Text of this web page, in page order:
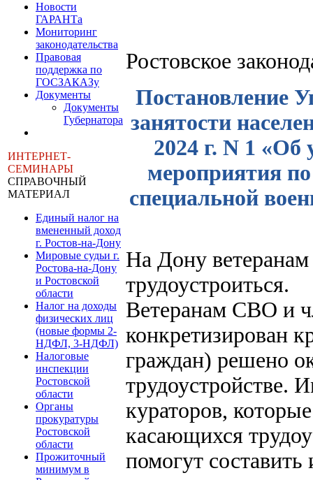
Новости
ГАРАНТа
Мониторинг
законодательства
Правовая
поддержка по
ГОСЗАКАЗу
Документы
Документы
Губернатора
ИНТЕРНЕТ-
СЕМИНАРЫ
СПРАВОЧНЫЙ
МАТЕРИАЛ
Единый налог на
вмененный доход
г. Ростов-на-Дону
Мировые судьи г.
Ростова-на-Дону
и Ростовской
области
Налог на доходы
физических лиц
(новые формы 2-
НДФЛ, 3-НДФЛ)
Налоговые
инспекции
Ростовской
области
Органы
прокуратуры
Ростовской
области
Прожиточный
минимум в
Ростовское
Постановление
занятости
2024 г. N 1
мероприятия по
специальной
На Дону
трудоустроиться.
Ветеранам СВО и
конкретизирован
граждан) решено
трудоустройстве.
кураторов,
касающихся
помогут составить